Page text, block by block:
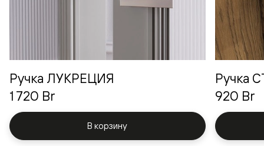
Ручка ЛУКРЕЦИЯ
1 720 Br
В корзину
Ручка
920 Br